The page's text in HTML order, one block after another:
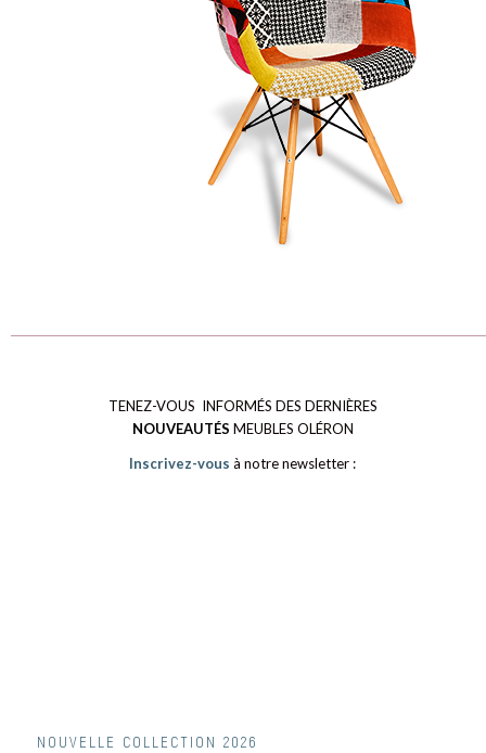
TENEZ-VOUS INFORMÉS DES DERNIÈRES
NOUVEAUTÉS MEUBLES OLÉRON
Inscrivez-vous à notre newsletter :
NOUVELLE COLLECTION 2026